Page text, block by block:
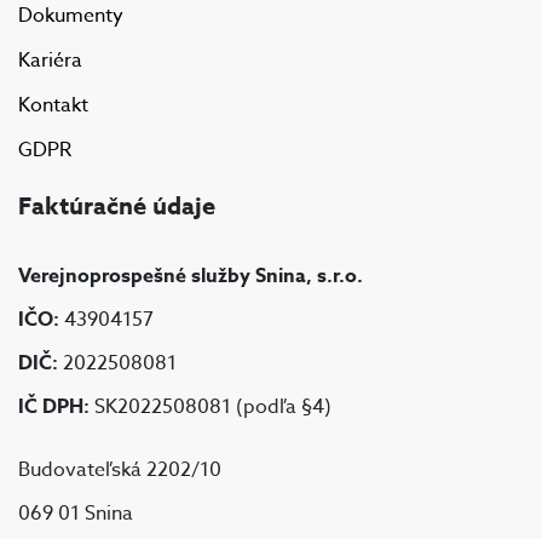
Dokumenty
Kariéra
Kontakt
GDPR
Faktúračné údaje
Verejnoprospešné služby Snina, s.r.o.
IČO: 43904157
DIČ: 2022508081
IČ DPH: SK2022508081 (podľa §4)
Budovateľská 2202/10
069 01 Snina